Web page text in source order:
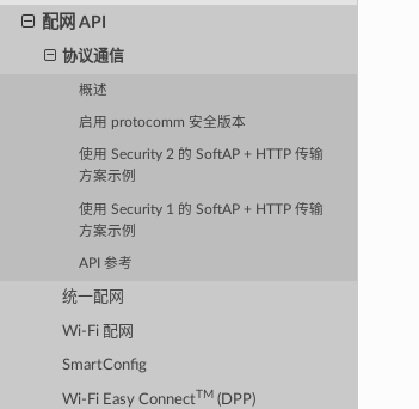
配网 API
协议通信
概述
启用 protocomm 安全版本
使用 Security 2 的 SoftAP + HTTP 传输
方案示例
使用 Security 1 的 SoftAP + HTTP 传输
方案示例
API 参考
统一配网
Wi-Fi 配网
SmartConfig
Wi-Fi Easy ConnectTM (DPP)